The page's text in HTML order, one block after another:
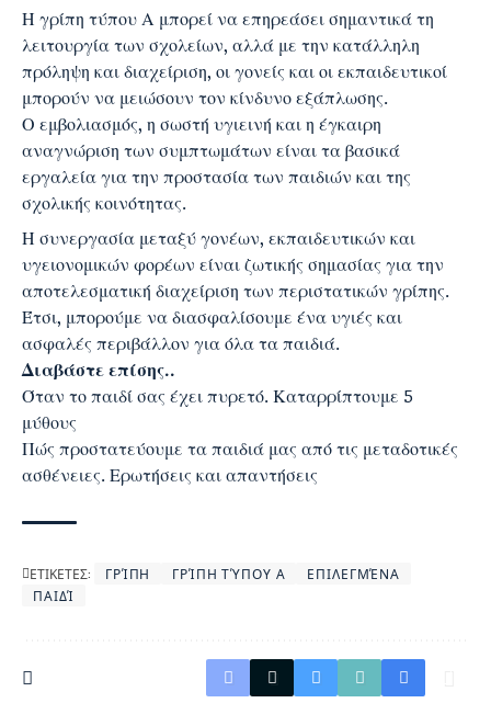
Η γρίπη τύπου Α μπορεί να επηρεάσει σημαντικά τη
λειτουργία των σχολείων, αλλά με την κατάλληλη
πρόληψη και διαχείριση, οι γονείς και οι εκπαιδευτικοί
μπορούν να μειώσουν τον κίνδυνο εξάπλωσης.
Ο εμβολιασμός, η σωστή υγιεινή και η έγκαιρη
αναγνώριση των συμπτωμάτων είναι τα βασικά
εργαλεία για την προστασία των παιδιών και της
σχολικής κοινότητας.
Η συνεργασία μεταξύ γονέων, εκπαιδευτικών και
υγειονομικών φορέων είναι ζωτικής σημασίας για την
αποτελεσματική διαχείριση των περιστατικών γρίπης.
Έτσι, μπορούμε να διασφαλίσουμε ένα υγιές και
ασφαλές περιβάλλον για όλα τα παιδιά.
Διαβάστε επίσης..
Όταν το παιδί σας έχει πυρετό. Καταρρίπτουμε 5
μύθους
Πώς προστατεύουμε τα παιδιά μας από τις μεταδοτικές
ασθένειες. Ερωτήσεις και απαντήσεις
ΕΤΙΚΕΤΕΣ: ΓΡΊΠΗ ΓΡΊΠΗ ΤΎΠΟΥ Α
ΕΠΙΛΕΓΜΈΝΑ
ΠΑΙΔΊ